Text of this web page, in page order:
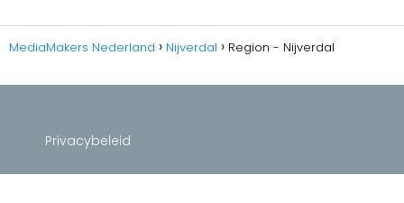
MediaMakers Nederland Nijverdal Region - Nijverdal
Privacybeleid